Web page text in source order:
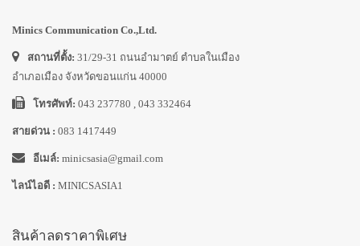
Minics Communication Co.,Ltd.
สถานที่ตั้ง: 31/29-31 ถนนอำมาตย์ ตำบลในเมือง
อำเภอเมือง จังหวัดขอนแก่น 40000
โทรศัพท์: 043 237780 , 043 332464
สายด่วน : 083 1417449
อีเมล์: minicsasia@gmail.com
ไลน์ไอดี : MINICSASIA1
สินค้าลดราคาพิเศษ